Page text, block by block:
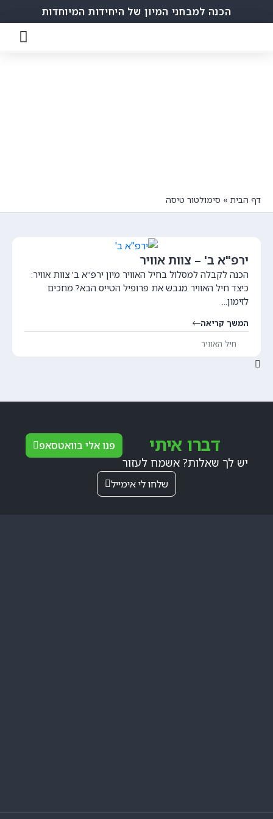
הכנה למבחני המיון של היחידות המיוחדות
דף הבית » סימולטור טיסה
ירפ"א ב' – צוות אוויר
הכנה לקבלה למסלול בחיל האוויר מיון ירפ"א ב' צוות אוויר:
כיצד חיל האוויר מגבש את פרופיל הטייס הבא? מחכים
לזימון...
המשך קריאה
חיל האוויר
דברו איתי
יש לך שאלות? אשמח לעזור
פנו אלי בוואטסאפ
שלחו לי אימייל